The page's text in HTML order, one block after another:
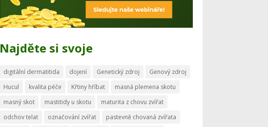
Najděte si svoje
digitální dermatitida dojení Genetický zdroj
Genový zdroj
Hucul
kvalita péče Křtiny hříbat
masná plemena skotu
masný skot
mastitidy u skotu
maturita z chovu zvířat
odchov telat
označování zvířat
pastevně chovaná zvířata